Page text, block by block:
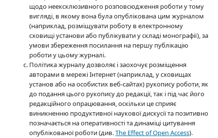
щодо неексклюзивного розповсюдження роботи у тому
вигляді, в якому вона була опублікована цим журналом
(наприклад, розміщувати роботу в електронному
сховищі установи або публікувати у складі монографії), за
умови збереження посилання на першу публікацію
роботи у цьому журналі.
Політика журналу дозволяє і заохочує розміщення
авторами в мережі Інтернет (наприклад, у сховищах
установ або на особистих веб-сайтах) рукопису роботи, як
до подання цього рукопису до редакції, так і під час його
редакційного опрацювання, оскільки це сприяє
виникненню продуктивної наукової дискусії та позитивно
позначається на оперативності та динаміці цитування
опублікованої роботи (див.The Effect of Open Access).